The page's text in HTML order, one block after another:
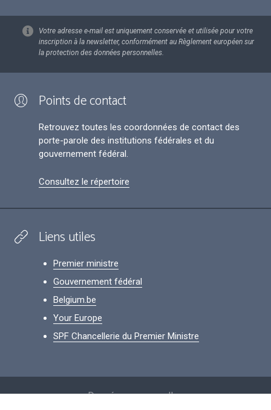
Votre adresse e-mail est uniquement conservée et utilisée pour votre
inscription à la newsletter, conformément au Règlement européen sur
la protection des données personnelles.
Points de contact
Retrouvez toutes les coordonnées de contact des
porte-parole des institutions fédérales et du
gouvernement fédéral.
Consultez le répertoire
Liens utiles
Premier ministre
Gouvernement fédéral
Belgium.be
Your Europe
SPF Chancellerie du Premier Ministre
Données personnelles